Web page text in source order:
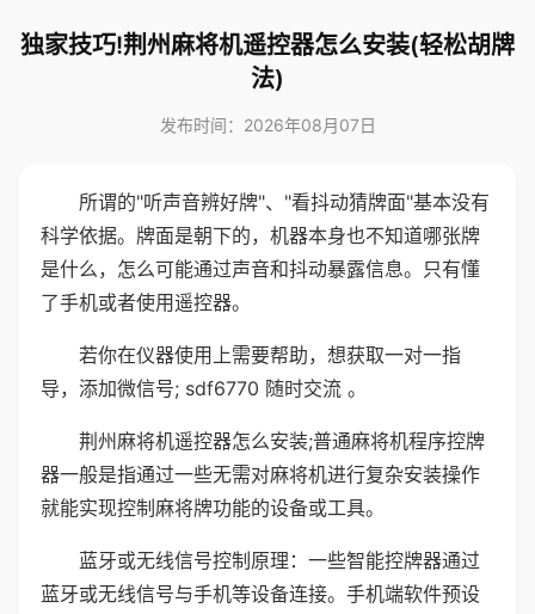
独家技巧!荆州麻将机遥控器怎么安装(轻松胡牌
法)
发布时间：2026年08月07日
所谓的"听声音辨好牌"、"看抖动猜牌面"基本没有
科学依据。牌面是朝下的，机器本身也不知道哪张牌
是什么，怎么可能通过声音和抖动暴露信息。只有懂
了手机或者使用遥控器。
若你在仪器使用上需要帮助，想获取一对一指
导，添加微信号; sdf6770 随时交流 。
荆州麻将机遥控器怎么安装;普通麻将机程序控牌
器一般是指通过一些无需对麻将机进行复杂安装操作
就能实现控制麻将牌功能的设备或工具。
蓝牙或无线信号控制原理：一些智能控牌器通过
蓝牙或无线信号与手机等设备连接。手机端软件预设